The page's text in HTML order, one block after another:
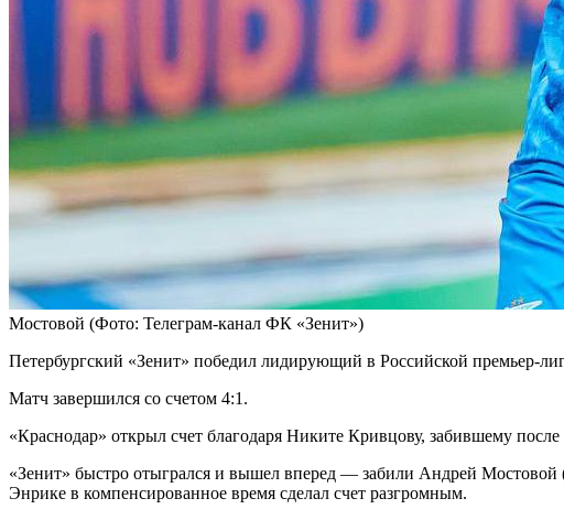
Мостовой (Фото: Телеграм-канал ФК «Зенит»)
Петербургский «Зенит» победил лидирующий в Российской премьер-
Матч завершился со счетом 4:1.
«Краснодар» открыл счет благодаря Никите Кривцову, забившему
«Зенит» быстро отыгрался и вышел вперед — забили Андрей
Энрике в компенсированное время сделал счет разгромным.